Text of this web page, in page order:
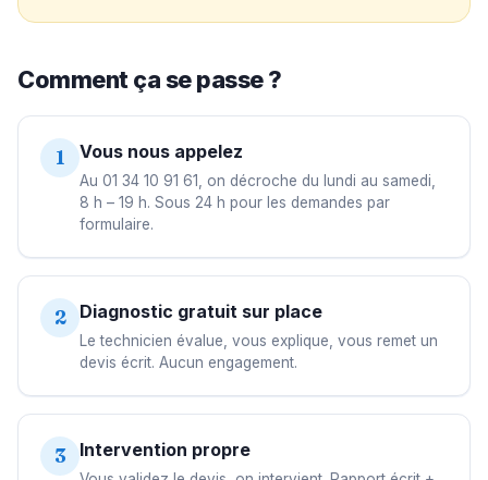
Comment ça se passe ?
1 Vous nous appelez
Au 01 34 10 91 61, on décroche du lundi au samedi,
8 h – 19 h. Sous 24 h pour les demandes par
formulaire.
2 Diagnostic gratuit sur place
Le technicien évalue, vous explique, vous remet un
devis écrit. Aucun engagement.
3 Intervention propre